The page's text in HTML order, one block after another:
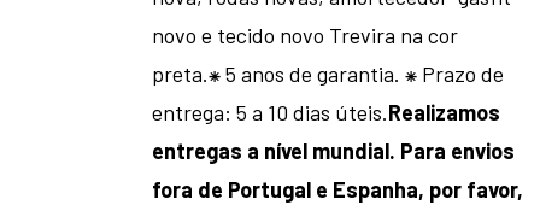
novo e tecido novo Trevira na cor
preta.⁕ 5 anos de garantia. ⁕ Prazo de
entrega: 5 a 10 dias úteis.Realizamos
entregas a nível mundial. Para envios
fora de Portugal e Espanha, por favor,